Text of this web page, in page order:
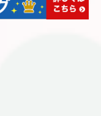
街、ビル、村、交差点...